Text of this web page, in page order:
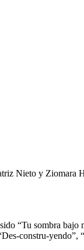
Nieto y Ziomara
“Tu sombra
constru-